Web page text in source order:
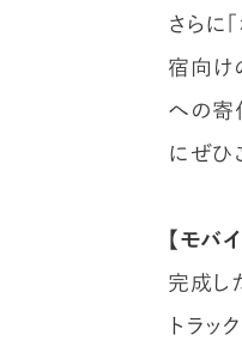
さらに
宿向け
への寄
にぜひ
【モバ
完成し
トラッ